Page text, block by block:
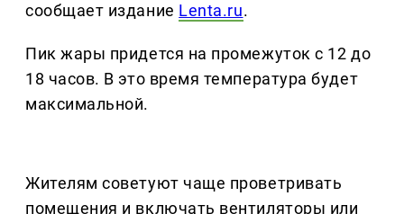
сообщает издание Lenta.ru.
Пик жары придется на промежуток с 12 до
18 часов. В это время температура будет
максимальной.
Жителям советуют чаще проветривать
помещения и включать вентиляторы или